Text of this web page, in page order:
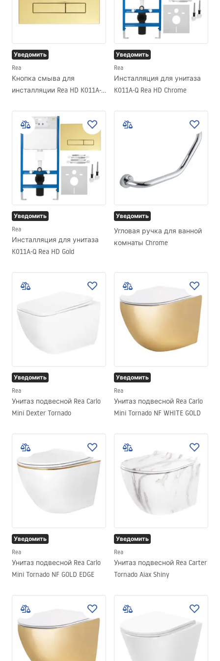
Уведомить
Rea
Кнопка смыва для
инсталляции Rea HD K011A-Q
Уведомить
Rea
Инсталляция для унитаза
K011A-Q Rea HD Chrome
Уведомить
Rea
Инсталляция для унитаза
K011A-Q Rea HD Gold
Уведомить
Угловая ручка для ванной
комнаты Chrome
Уведомить
Rea
Унитаз подвесной Rea Carlo
Mini Dexter Tornado
Уведомить
Rea
Унитаз подвесной Rea Carlo
Mini Tornado NF WHITE GOLD
Уведомить
Rea
Унитаз подвесной Rea Carlo
Mini Tornado NF GOLD EDGE
Уведомить
Rea
Унитаз подвесной Rea Carter
Tornado Aiax Shiny